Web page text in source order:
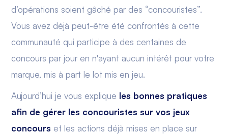
d’opérations soient gâché par des “concouristes”.
Vous avez déjà peut-être été confrontés à cette
communauté qui participe à des centaines de
concours par jour en n'ayant aucun intérêt pour votre
marque, mis à part le lot mis en jeu.
Aujourd’hui je vous explique les bonnes pratiques
afin de gérer les concouristes sur vos jeux
concours et les actions déjà mises en place sur